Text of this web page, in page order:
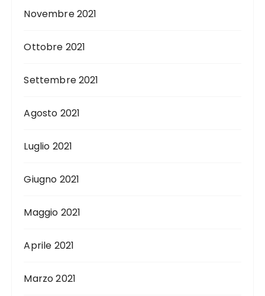
Novembre 2021
Ottobre 2021
Settembre 2021
Agosto 2021
Luglio 2021
Giugno 2021
Maggio 2021
Aprile 2021
Marzo 2021